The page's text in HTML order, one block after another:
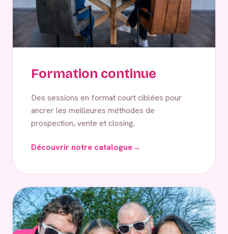
Formation continue
Des sessions en format court ciblées pour
ancrer les meilleures méthodes de
prospection, vente et closing.
Découvrir notre catalogue→